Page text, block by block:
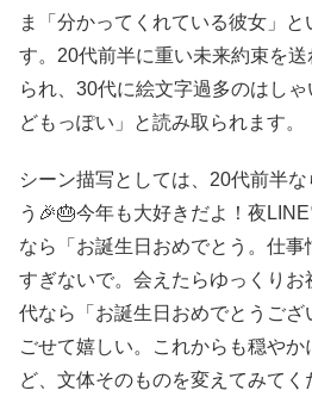
ま「分かってくれている彼女」と
す。20代前半に重い未来約束を
られ、30代に絵文字過多のはし
どもっぽい」と読み取られます。
シーン描写としては、20代前半
う🎉🎂今年も大好きだよ！夜
なら「お誕生日おめでとう。仕
すぎないで。会えたらゆっくり
代なら「お誕生日おめでとうござ
ごせて嬉しい。これからも穏や
ど、文体そのものを変えてみて